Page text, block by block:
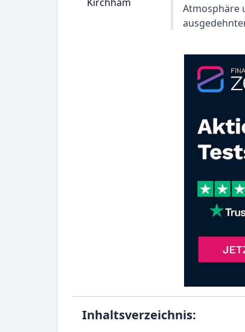
Atmosphäre
Inhaltsverzeichnis: